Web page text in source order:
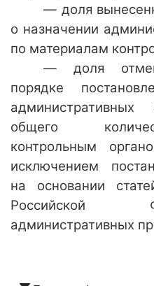
— доля
о назначении
по материалам
— доля
порядке
общего
контрольным
исключением
на основании
Российской
административных